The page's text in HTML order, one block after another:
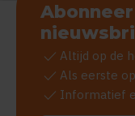
check Altijd op de
check Als eerste
check Informatief